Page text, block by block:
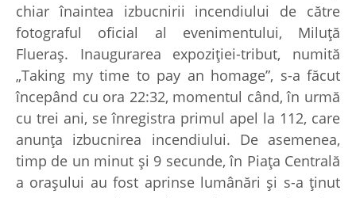
chiar înaintea izbucnirii incendiului de către
fotograful oficial al evenimentului, Miluță
Flueraș. Inaugurarea expoziției-tribut, numită
„Taking my time to pay an homage”, s-a făcut
începând cu ora 22:32, momentul când, în urmă
cu trei ani, se înregistra primul apel la 112, care
anunța izbucnirea incendiului. De asemenea,
timp de un minut și 9 secunde, în Piața Centrală
a orașului au fost aprinse lumânări și s-a ținut